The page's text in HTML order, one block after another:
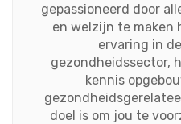
gepassioneerd door
en welzijn te maken
ervaring in
gezondheidssector,
kennis
doel is om jou te